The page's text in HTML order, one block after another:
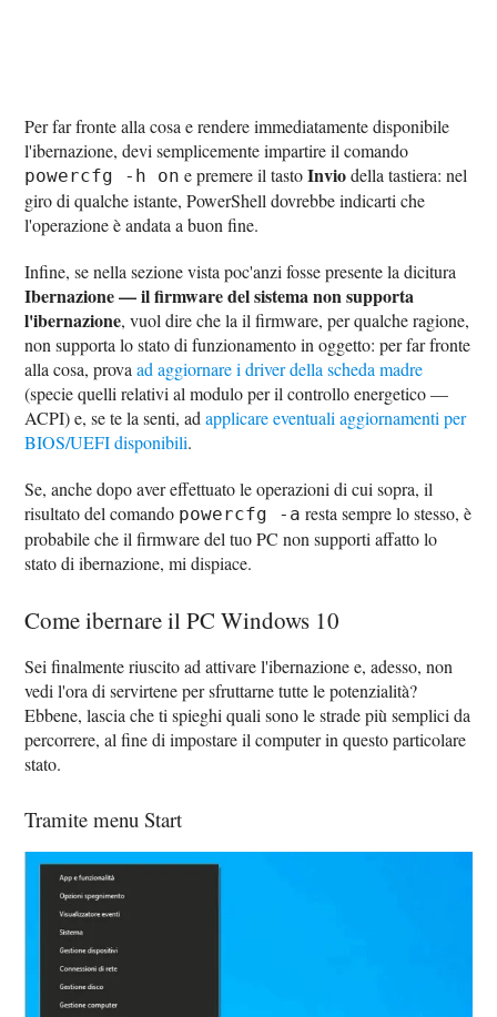
Per far fronte alla cosa e rendere immediatamente disponibile
l'ibernazione, devi semplicemente impartire il comando
powercfg -h on e premere il tastoInviodella tastiera: nel
giro di qualche istante, PowerShell dovrebbe indicarti che
l'operazione è andata a buon fine.
Infine, se nella sezione vista poc'anzi fosse presente la dicitura
Ibernazione — il firmware del sistema non supporta
l'ibernazione, vuol dire che la il firmware, per qualche ragione,
non supporta lo stato di funzionamento in oggetto: per far fronte
alla cosa, provaad aggiornare i driver della scheda madre
(specie quelli relativi al modulo per il controllo energetico —
ACPI) e, se te la senti, adapplicare eventuali aggiornamenti per
BIOS/UEFI disponibili.
Se, anche dopo aver effettuato le operazioni di cui sopra, il
risultato del comando powercfg -a resta sempre lo stesso, è
probabile che il firmware del tuo PC non supporti affatto lo
stato di ibernazione, mi dispiace.
Come ibernare il PC Windows 10
Sei finalmente riuscito ad attivare l'ibernazione e, adesso, non
vedi l'ora di servirtene per sfruttarne tutte le potenzialità?
Ebbene, lascia che ti spieghi quali sono le strade più semplici da
percorrere, al fine di impostare il computer in questo particolare
stato.
Tramite menu Start